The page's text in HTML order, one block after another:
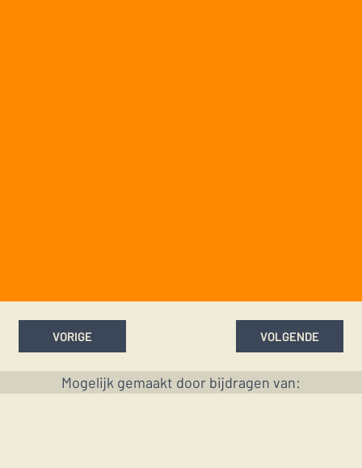
VORIGE VOLGENDE
Mogelijk gemaakt door bijdragen van: